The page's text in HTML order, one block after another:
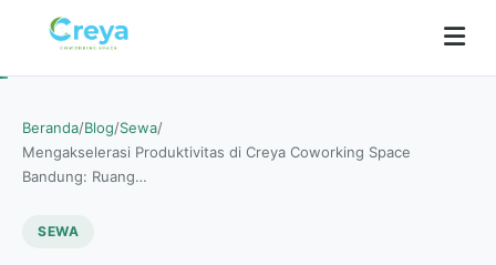
Beranda/Blog/Sewa/
Mengakselerasi Produktivitas di Creya Coworking Space
Bandung: Ruang…
SEWA